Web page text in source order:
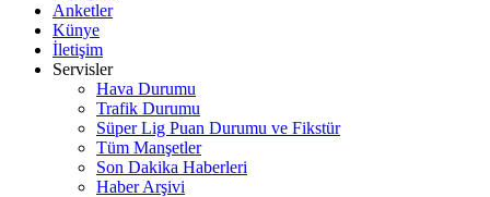
Anketler
Künye
İletişim
Servisler
Hava Durumu
Trafik Durumu
Süper Lig Puan Durumu ve Fikstür
Tüm Manşetler
Son Dakika Haberleri
Haber Arşivi